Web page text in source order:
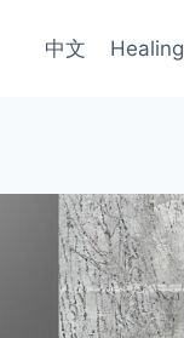
中文 Healing